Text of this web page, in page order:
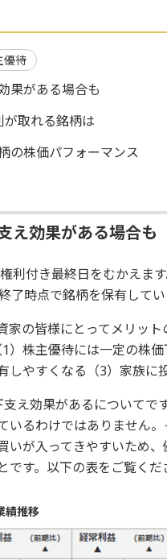
優待
果がある場合も
取れる銘柄は
の株価パフォーマンス
え効果がある場合も
利付き最終日をむかえま
時点で銘柄を保有してい
家の皆様にとってメリッ
）株主優待には一定の株
やすくなる（3）家族に
支え効果があるについて
いるわけではありません
いが入ってきやすいため
す。以下の表をご覧くだ
績推移